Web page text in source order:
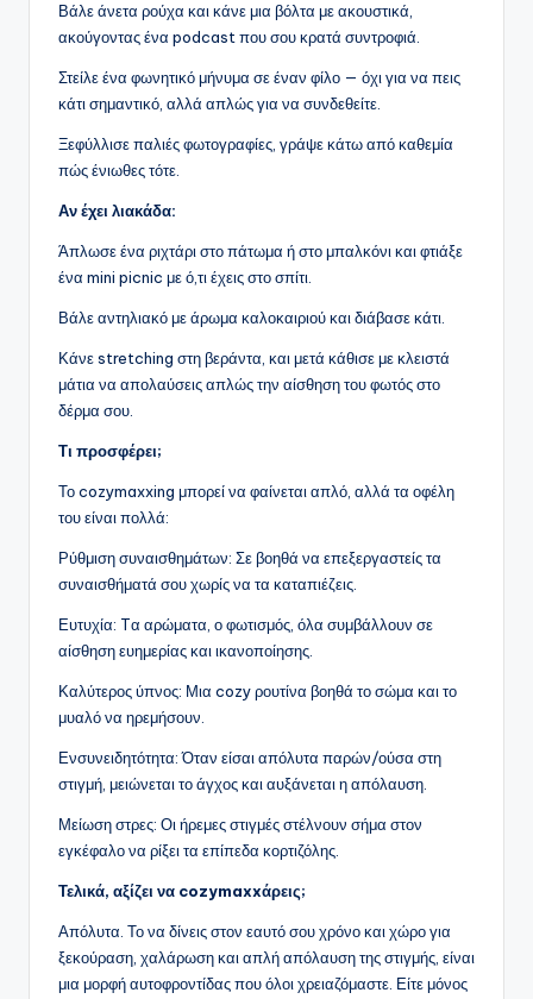
Βάλε άνετα ρούχα και κάνε μια βόλτα με ακουστικά,
ακούγοντας ένα podcast που σου κρατά συντροφιά.
Στείλε ένα φωνητικό μήνυμα σε έναν φίλο — όχι για να πεις
κάτι σημαντικό, αλλά απλώς για να συνδεθείτε.
Ξεφύλλισε παλιές φωτογραφίες, γράψε κάτω από καθεμία
πώς ένιωθες τότε.
Αν έχει λιακάδα:
Άπλωσε ένα ριχτάρι στο πάτωμα ή στο μπαλκόνι και φτιάξε
ένα mini picnic με ό,τι έχεις στο σπίτι.
Βάλε αντηλιακό με άρωμα καλοκαιριού και διάβασε κάτι.
Κάνε stretching στη βεράντα, και μετά κάθισε με κλειστά
μάτια να απολαύσεις απλώς την αίσθηση του φωτός στο
δέρμα σου.
Τι προσφέρει;
Το cozymaxxing μπορεί να φαίνεται απλό, αλλά τα οφέλη
του είναι πολλά:
Ρύθμιση συναισθημάτων: Σε βοηθά να επεξεργαστείς τα
συναισθήματά σου χωρίς να τα καταπιέζεις.
Ευτυχία: Tα αρώματα, ο φωτισμός, όλα συμβάλλουν σε
αίσθηση ευημερίας και ικανοποίησης.
Καλύτερος ύπνος: Μια cozy ρουτίνα βοηθά το σώμα και το
μυαλό να ηρεμήσουν.
Ενσυνειδητότητα: Όταν είσαι απόλυτα παρών/ούσα στη
στιγμή, μειώνεται το άγχος και αυξάνεται η απόλαυση.
Μείωση στρες: Οι ήρεμες στιγμές στέλνουν σήμα στον
εγκέφαλο να ρίξει τα επίπεδα κορτιζόλης.
Τελικά, αξίζει να cozymaxxάρεις;
Απόλυτα. Το να δίνεις στον εαυτό σου χρόνο και χώρο για
ξεκούραση, χαλάρωση και απλή απόλαυση της στιγμής, είναι
μια μορφή αυτοφροντίδας που όλοι χρειαζόμαστε. Είτε μόνος